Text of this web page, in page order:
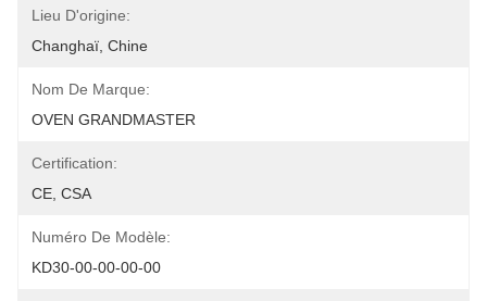
Lieu D'origine:
Changhaï, Chine
Nom De Marque:
OVEN GRANDMASTER
Certification:
CE, CSA
Numéro De Modèle:
KD30-00-00-00-00